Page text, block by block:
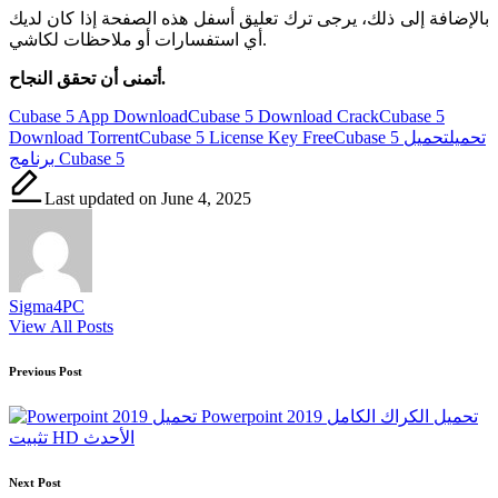
بالإضافة إلى ذلك، يرجى ترك تعليق أسفل هذه الصفحة إذا كان لديك
أي استفسارات أو ملاحظات لكاشي.
أتمنى أن تحقق النجاح.
Tags:
Cubase 5 App DownloadCubase 5 Download CrackCubase 5
Download TorrentCubase 5 License Key Free Cubase 5 تحميلتحميل
برنامج Cubase 5
Last updated on June 4, 2025
Sigma4PC
View All Posts
Post
navigation
Previous Post
Powerpoint 2019 تحميل الكراك الكامل
تثبيت HD الأحدث
Next Post